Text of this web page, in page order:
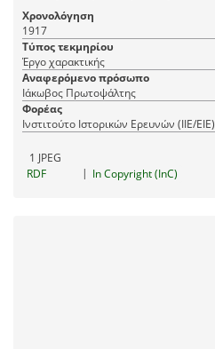
Χρονολόγηση
1917
Τύπος τεκμηρίου
Έργο χαρακτικής
Αναφερόμενο πρόσωπο
Ιάκωβος Πρωτοψάλτης
Φορέας
Ινστιτούτο Ιστορικών Ερευνών (ΙΙΕ/ΕΙΕ)
1 JPEG
RDF
| In Copyright (InC)